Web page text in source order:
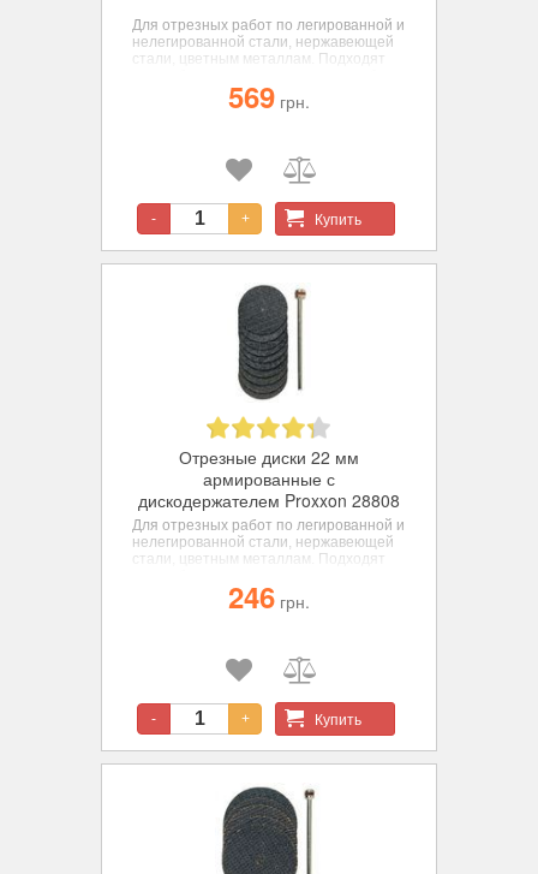
Для отрезных работ по легированной и
нелегированной стали, нержавеющей
стали, цветным металлам. Подходят
держателя, армированные, диаметр 38
569 грн.
- + Купить
Отрезные диски 22 мм
армированные с
дискодержателем Proxxon 28808
Для отрезных работ по легированной и
нелегированной стали, нержавеющей
стали, цветным металлам. Подходят
дискодержателем, 10 шт., диам. 22мм.
246 грн.
- + Купить